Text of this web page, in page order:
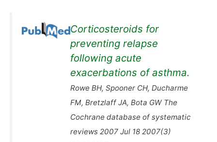
Corticosteroids for
preventing relapse
following acute
exacerbations of asthma.
Rowe BH, Spooner CH, Ducharme
FM, Bretzlaff JA, Bota GW The
Cochrane database of systematic
reviews 2007 Jul 18 2007(3)